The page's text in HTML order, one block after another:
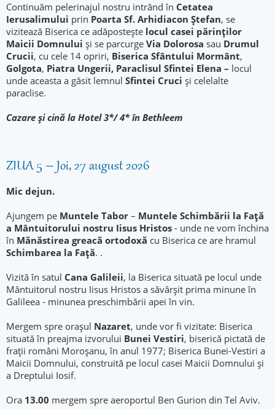
Continuăm pelerinajul nostru intrând în Cetatea
Ierusalimului prin Poarta Sf. Arhidiacon Ştefan, se
vizitează Biserica ce adăpostește locul casei părinților
Maicii Domnului și se parcurge Via Dolorosa sau Drumul
Crucii, cu cele 14 opriri, Biserica Sfântului Mormânt,
Golgota, Piatra Ungerii, Paraclisul Sfintei Elena – locul
unde aceasta a găsit lemnul Sfintei Cruci şi celelalte
paraclise.
Cazare şi cină la Hotel 3*/ 4* în Bethleem
ZIUA 5 – Joi, 27 august 2026
Mic dejun.
Ajungem pe Muntele Tabor – Muntele Schimbării la Faţă
a Mântuitorului nostru Iisus Hristos - unde ne vom închina
în Mănăstirea greacă ortodoxă cu Biserica ce are hramul
Schimbarea la Faţă. .
Vizită în satul Cana Galileii, la Biserica situată pe locul unde
Mântuitorul nostru Iisus Hristos a săvârșit prima minune în
Galileea - minunea preschimbării apei în vin.
Mergem spre oraşul Nazaret, unde vor fi vizitate: Biserica
situată în preajma izvorului Bunei Vestiri, biserică pictată de
fraţii români Moroşanu, în anul 1977; Biserica Bunei-Vestiri a
Maicii Domnului, construită pe locul casei Maicii Domnului şi
a Dreptului Iosif.
Ora 13.00 mergem spre aeroportul Ben Gurion din Tel Aviv.